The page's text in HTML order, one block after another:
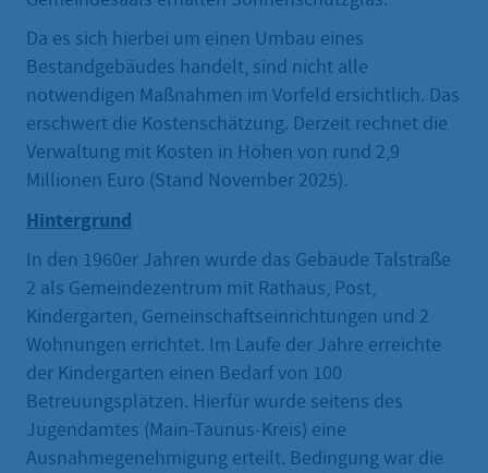
Da es sich hierbei um einen Umbau eines
Bestandgebäudes handelt, sind nicht alle
notwendigen Maßnahmen im Vorfeld ersichtlich. Das
erschwert die Kostenschätzung. Derzeit rechnet die
Verwaltung mit Kosten in Höhen von rund 2,9
Millionen Euro (Stand November 2025).
Hintergrund
In den 1960er Jahren wurde das Gebäude Talstraße
2 als Gemeindezentrum mit Rathaus, Post,
Kindergarten, Gemeinschaftseinrichtungen und 2
Wohnungen errichtet. Im Laufe der Jahre erreichte
der Kindergarten einen Bedarf von 100
Betreuungsplätzen. Hierfür wurde seitens des
Jugendamtes (Main-Taunus-Kreis) eine
Ausnahmegenehmigung erteilt. Bedingung war die